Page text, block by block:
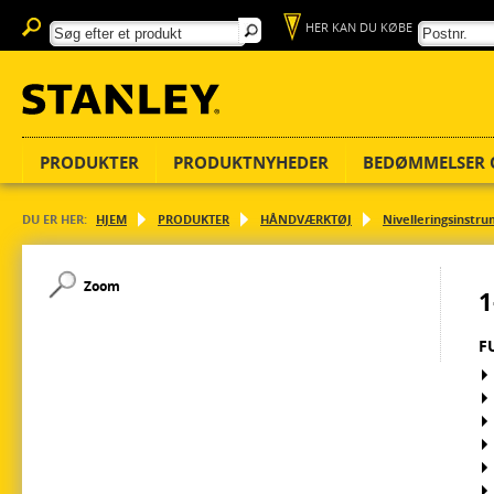
HER KAN DU KØBE
PRODUKTER PRODUKTNYHEDER BEDØMMELSER
DU ER HER: HJEM PRODUKTER HÅNDVÆRKTØJ
Zoom